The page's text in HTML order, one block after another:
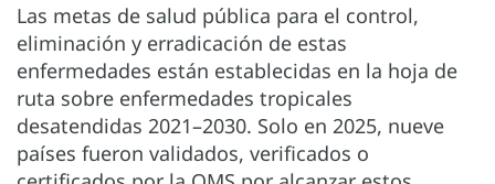
Las metas de salud pública para el control,
eliminación y erradicación de estas
enfermedades están establecidas en la hoja de
ruta sobre enfermedades tropicales
desatendidas 2021–2030. Solo en 2025, nueve
países fueron validados, verificados o